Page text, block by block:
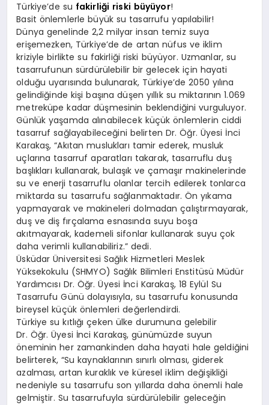
Türkiye’de su fakirliği riski büyüyor!
Basit önlemlerle büyük su tasarrufu yapılabilir!
Dünya genelinde 2,2 milyar insan temiz suya
erişemezken, Türkiye’de de artan nüfus ve iklim
kriziyle birlikte su fakirliği riski büyüyor. Uzmanlar, su
tasarrufunun sürdürülebilir bir gelecek için hayati
olduğu uyarısında bulunarak, Türkiye’de 2050 yılına
gelindiğinde kişi başına düşen yıllık su miktarının 1.069
metreküpe kadar düşmesinin beklendiğini vurguluyor.
Günlük yaşamda alınabilecek küçük önlemlerin ciddi
tasarruf sağlayabileceğini belirten Dr. Öğr. Üyesi İnci
Karakaş, “Akıtan muslukları tamir ederek, musluk
uçlarına tasarruf aparatları takarak, tasarruflu duş
başlıkları kullanarak, bulaşık ve çamaşır makinelerinde
su ve enerji tasarruflu olanlar tercih edilerek tonlarca
miktarda su tasarrufu sağlanmaktadır. Ön yıkama
yapmayarak ve makineleri dolmadan çalıştırmayarak,
duş ve diş fırçalama esnasında suyu boşa
akıtmayarak, kademeli sifonlar kullanarak suyu çok
daha verimli kullanabiliriz.” dedi.
Üsküdar Üniversitesi Sağlık Hizmetleri Meslek
Yüksekokulu (SHMYO) Sağlık Bilimleri Enstitüsü Müdür
Yardımcısı Dr. Öğr. Üyesi İnci Karakaş, 18 Eylül Su
Tasarrufu Günü dolayısıyla, su tasarrufu konusunda
bireysel küçük önlemleri değerlendirdi.
Türkiye su kıtlığı çeken ülke durumuna gelebilir
Dr. Öğr. Üyesi İnci Karakaş, günümüzde suyun
öneminin her zamankinden daha hayati hale geldiğini
belirterek, “Su kaynaklarının sınırlı olması, giderek
azalması, artan kuraklık ve küresel iklim değişikliği
nedeniyle su tasarrufu son yıllarda daha önemli hale
gelmiştir. Su tasarrufuyla sürdürülebilir geleceğin